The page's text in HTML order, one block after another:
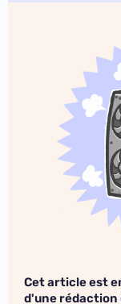
Cet article est
d'une rédaction